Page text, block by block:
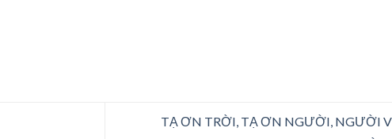
TẠ ƠN TRỜI, TẠ ƠN NGƯỜI, NGƯỜI